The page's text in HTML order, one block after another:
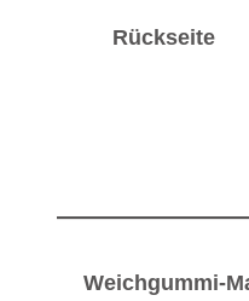
Rückseite
Weichgummi-